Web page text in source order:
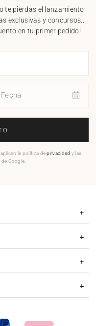
te pierdas el lanzamiento
exclusivas y concursos...
en tu primer pedido!
Fecha
la política deprivacidad y las
Google.